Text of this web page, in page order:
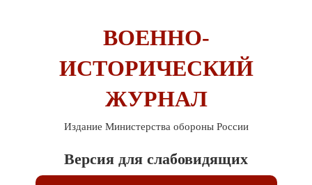
ВОЕННО-
ИСТОРИЧЕСКИЙ
ЖУРНАЛ
Издание Министерства обороны России
Версия для слабовидящих